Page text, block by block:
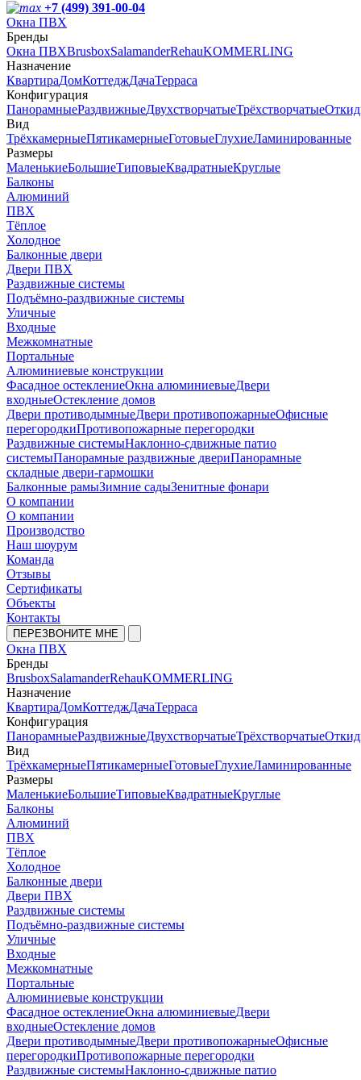
+7 (499) 391-00-04
Окна ПВХ
Бренды
Окна ПВХBrusboxSalamanderRehauKOMMERLING
Назначение
КвартираДомКоттеджДачаТерраса
Конфигурация
ПанорамныеРаздвижныеДвухстворчатыеТрёхстворчатые
Вид
ТрёхкамерныеПятикамерныеГотовыеГлухиеЛаминированные
Размеры
МаленькиеБольшиеТиповыеКвадратныеКруглые
Балконы
Алюминий
ПВХ
Тёплое
Холодное
Балконные двери
Двери ПВХ
Раздвижные системы
Подъёмно-раздвижные системы
Уличные
Входные
Межкомнатные
Портальные
Алюминиевые конструкции
Фасадное остеклениеОкна алюминиевыеДвери
входныеОстекление домов
Двери противодымныеДвери противопожарныеОфисные
перегородкиПротивопожарные перегородки
Раздвижные системыНаклонно-сдвижные патио
системыПанорамные раздвижные двериПанорамные
складные двери-гармошки
Балконные рамыЗимние садыЗенитные фонари
О компании
О компании
Производство
Наш шоурум
Команда
Отзывы
Сертификаты
Объекты
Контакты
ПЕРЕЗВОНИТЕ МНЕ
Окна ПВХ
Бренды
BrusboxSalamanderRehauKOMMERLING
Назначение
КвартираДомКоттеджДачаТерраса
Конфигурация
ПанорамныеРаздвижныеДвухстворчатыеТрёхстворчатые
Вид
ТрёхкамерныеПятикамерныеГотовыеГлухиеЛаминированные
Размеры
МаленькиеБольшиеТиповыеКвадратныеКруглые
Балконы
Алюминий
ПВХ
Тёплое
Холодное
Балконные двери
Двери ПВХ
Раздвижные системы
Подъёмно-раздвижные системы
Уличные
Входные
Межкомнатные
Портальные
Алюминиевые конструкции
Фасадное остеклениеОкна алюминиевыеДвери
входныеОстекление домов
Двери противодымныеДвери противопожарныеОфисные
перегородкиПротивопожарные перегородки
Раздвижные системыНаклонно-сдвижные патио